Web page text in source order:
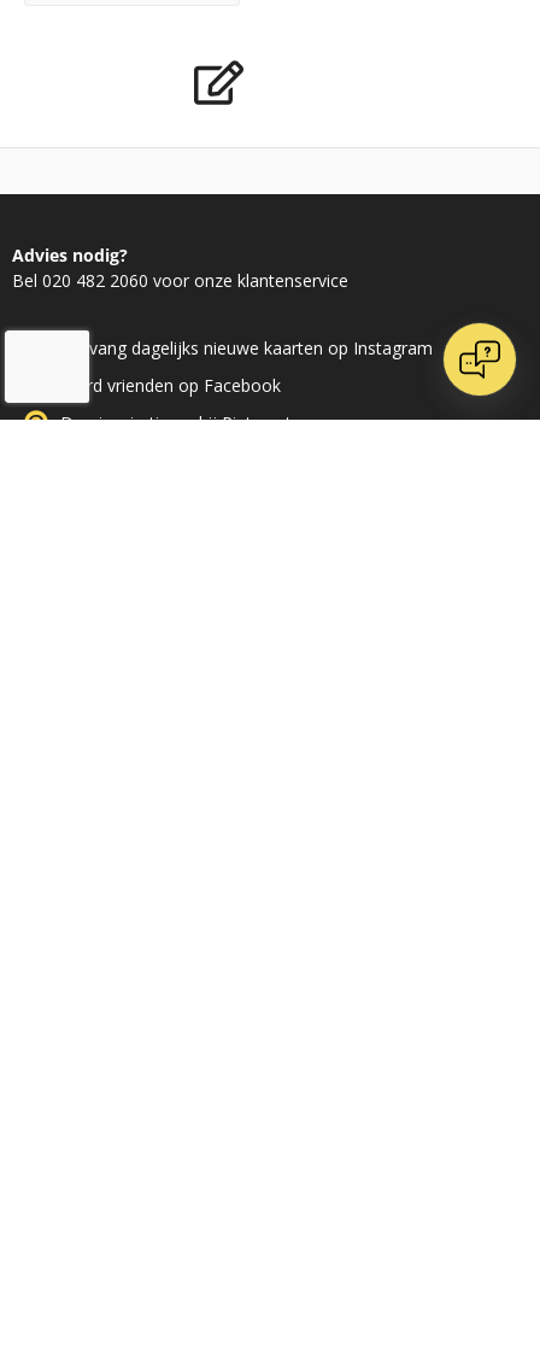
Advies nodig?
Bel 020 482 2060 voor onze klantenservice
Ontvang dagelijks nieuwe kaarten op Instagram
Word vrienden op Facebook
Doe inspiratie op bij Pinterest